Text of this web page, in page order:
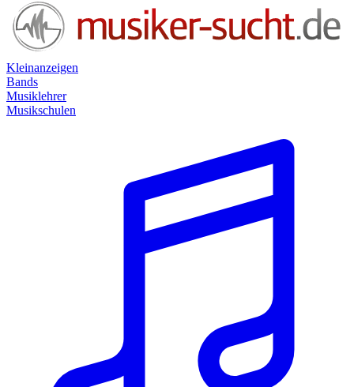
Kleinanzeigen
Bands
Musiklehrer
Musikschulen